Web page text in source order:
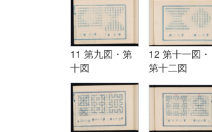
11 第九図・第
十図
12 第十一図・
第十二図